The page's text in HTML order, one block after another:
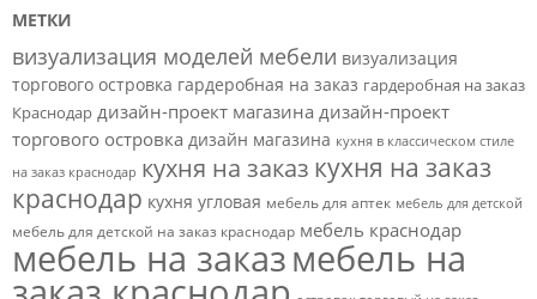
МЕТКИ
визуализация моделей мебели визуализация
торгового островка гардеробная на заказ гардеробная на заказ
Краснодар дизайн-проект магазина дизайн-проект
торгового островка дизайн магазина кухня в классическом стиле
на заказ краснодар кухня на заказ кухня на заказ
краснодар кухня угловая мебель для аптек мебель для детской
мебель для детской на заказ краснодар мебель краснодар
мебель на заказмебель на